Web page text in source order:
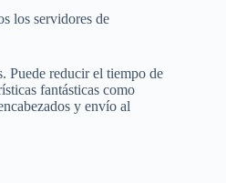
los servidores de
Puede reducir el tiempo de
fantásticas como
y envío al